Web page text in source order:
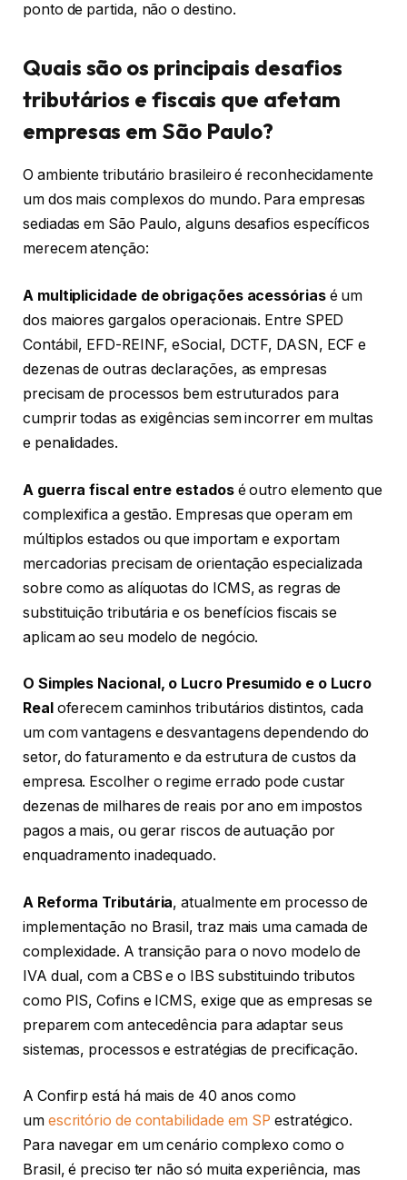
ponto de partida, não o destino.
Quais são os principais desafios
tributários e fiscais que afetam
empresas em São Paulo?
O ambiente tributário brasileiro é reconhecidamente
um dos mais complexos do mundo. Para empresas
sediadas em São Paulo, alguns desafios específicos
merecem atenção:
A multiplicidade de obrigações acessóriasé um
dos maiores gargalos operacionais. Entre SPED
Contábil, EFD-REINF, eSocial, DCTF, DASN, ECF e
dezenas de outras declarações, as empresas
precisam de processos bem estruturados para
cumprir todas as exigências sem incorrer em multas
e penalidades.
A guerra fiscal entre estadosé outro elemento que
complexifica a gestão. Empresas que operam em
múltiplos estados ou que importam e exportam
mercadorias precisam de orientação especializada
sobre como as alíquotas do ICMS, as regras de
substituição tributária e os benefícios fiscais se
aplicam ao seu modelo de negócio.
O Simples Nacional, o Lucro Presumido e o Lucro
Realoferecem caminhos tributários distintos, cada
um com vantagens e desvantagens dependendo do
setor, do faturamento e da estrutura de custos da
empresa. Escolher o regime errado pode custar
dezenas de milhares de reais por ano em impostos
pagos a mais, ou gerar riscos de autuação por
enquadramento inadequado.
A Reforma Tributária, atualmente em processo de
implementação no Brasil, traz mais uma camada de
complexidade. A transição para o novo modelo de
IVA dual, com a CBS e o IBS substituindo tributos
como PIS, Cofins e ICMS, exige que as empresas se
preparem com antecedência para adaptar seus
sistemas, processos e estratégias de precificação.
A Confirp está há mais de 40 anos como
um escritório de contabilidade em SP estratégico.
Para navegar em um cenário complexo como o
Brasil, é preciso ter não só muita experiência, mas